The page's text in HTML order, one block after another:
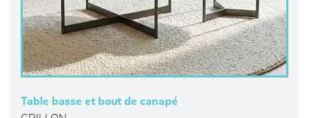
Table basse et bout de canapé